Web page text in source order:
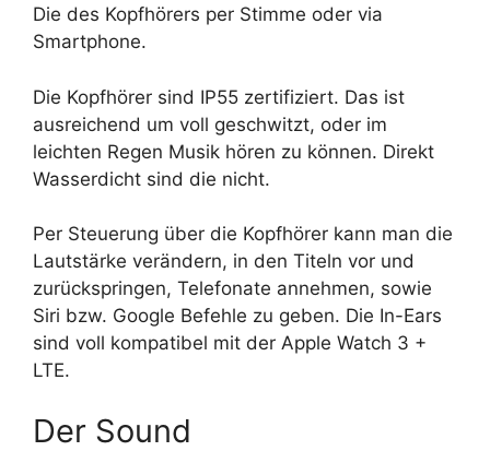
Die des Kopfhörers per Stimme oder via
Smartphone.
Die Kopfhörer sind IP55 zertifiziert. Das ist
ausreichend um voll geschwitzt, oder im
leichten Regen Musik hören zu können. Direkt
Wasserdicht sind die nicht.
Per Steuerung über die Kopfhörer kann man die
Lautstärke verändern, in den Titeln vor und
zurückspringen, Telefonate annehmen, sowie
Siri bzw. Google Befehle zu geben. Die In-Ears
sind voll kompatibel mit der Apple Watch 3 +
LTE.
Der Sound